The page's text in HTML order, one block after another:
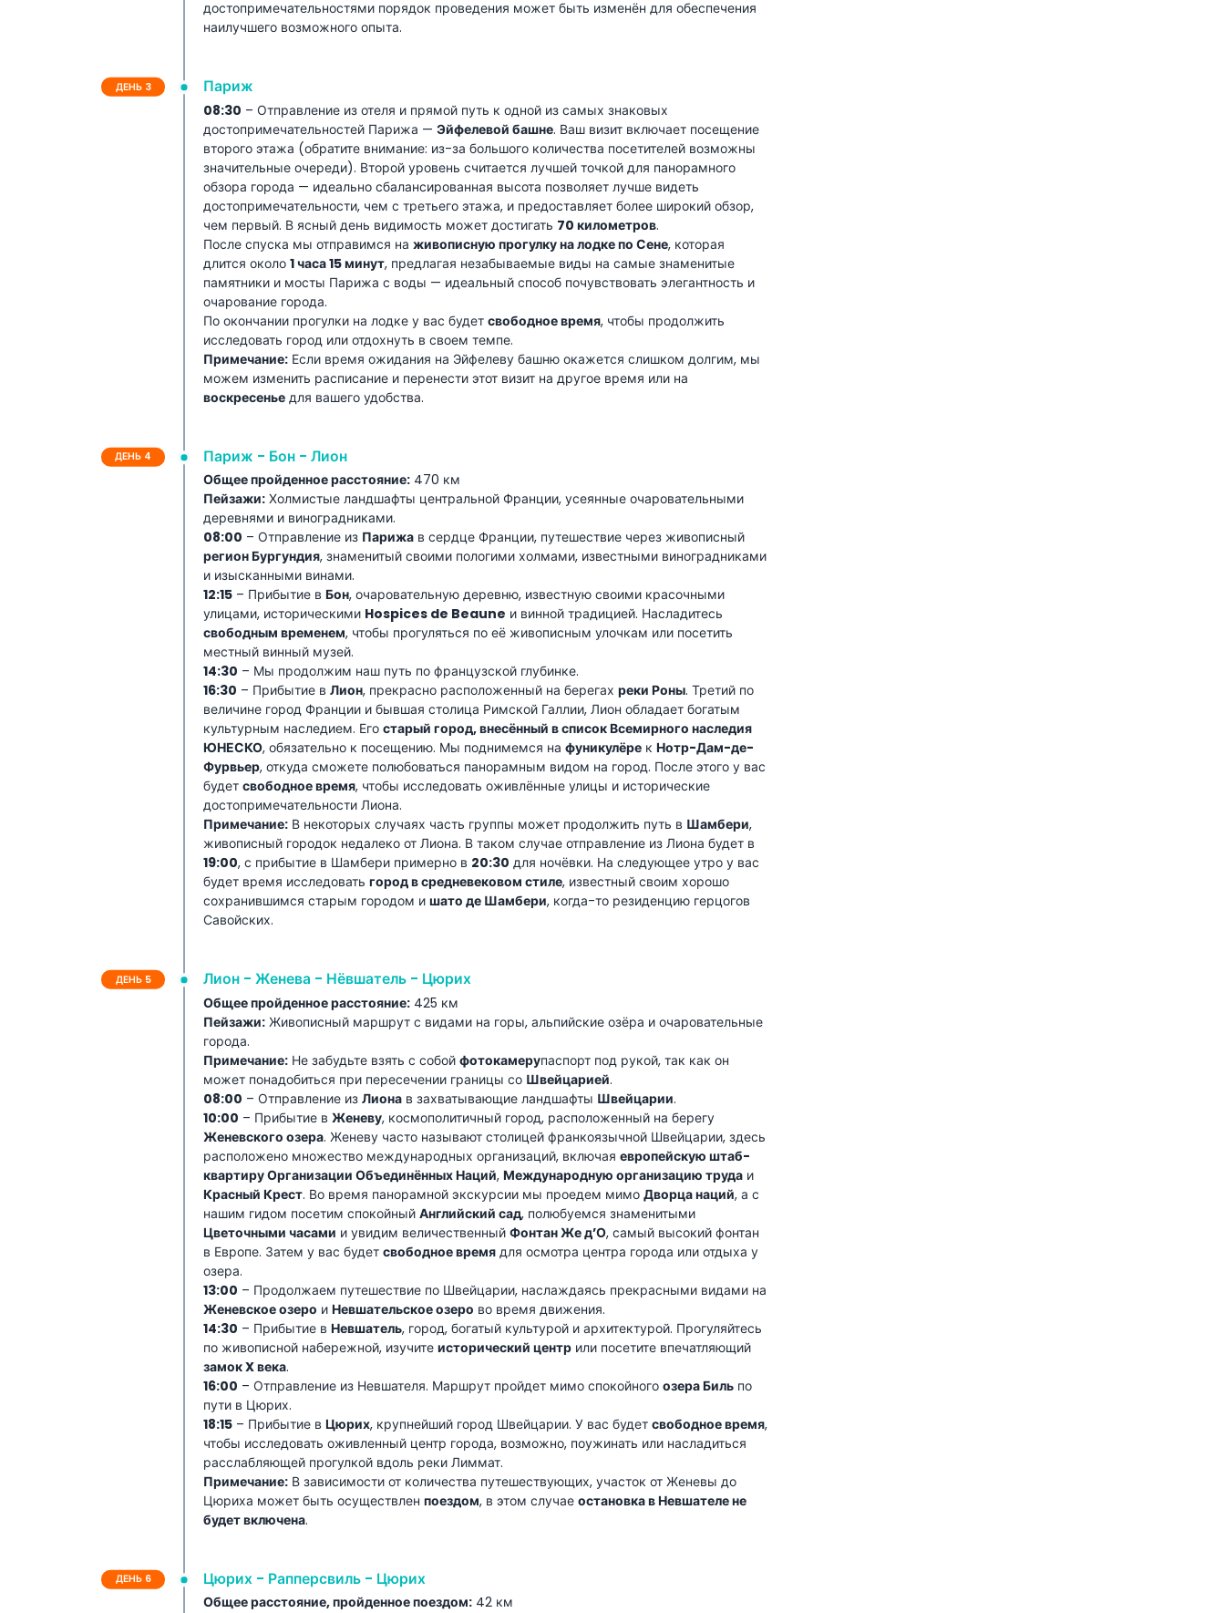
достопримечательностями порядок проведения может быть изменён для обеспечения
наилучшего возможного опыта.
ДЕНЬ 3 Париж
08:30 – Отправление из отеля и прямой путь к одной из самых знаковых
достопримечательностей Парижа — Эйфелевой башне. Ваш визит включает посещение
второго этажа (обратите внимание: из-за большого количества посетителей возможны
значительные очереди). Второй уровень считается лучшей точкой для панорамного
обзора города — идеально сбалансированная высота позволяет лучше видеть
достопримечательности, чем с третьего этажа, и предоставляет более широкий обзор,
чем первый. В ясный день видимость может достигать 70 километров.
После спуска мы отправимся на живописную прогулку на лодке по Сене, которая
длится около 1 часа 15 минут, предлагая незабываемые виды на самые знаменитые
памятники и мосты Парижа с воды — идеальный способ почувствовать элегантность и
очарование города.
По окончании прогулки на лодке у вас будет свободное время, чтобы продолжить
исследовать город или отдохнуть в своем темпе.
Примечание: Если время ожидания на Эйфелеву башню окажется слишком долгим, мы
можем изменить расписание и перенести этот визит на другое время или на
воскресенье для вашего удобства.
ДЕНЬ 4 Париж - Бон - Лион
Общее пройденное расстояние: 470 км
Пейзажи: Холмистые ландшафты центральной Франции, усеянные очаровательными
деревнями и виноградниками.
08:00 – Отправление из Парижа в сердце Франции, путешествие через живописный
регион Бургундия, знаменитый своими пологими холмами, известными виноградниками
и изысканными винами.
12:15 – Прибытие в Бон, очаровательную деревню, известную своими красочными
улицами, историческими Hospices de Beaune и винной традицией. Насладитесь
свободным временем, чтобы прогуляться по её живописным улочкам или посетить
местный винный музей.
14:30 – Мы продолжим наш путь по французской глубинке.
16:30 – Прибытие в Лион, прекрасно расположенный на берегах реки Роны. Третий по
величине город Франции и бывшая столица Римской Галлии, Лион обладает богатым
культурным наследием. Его старый город, внесённый в список Всемирного наследия
ЮНЕСКО, обязательно к посещению. Мы поднимемся на фуникулёре к Нотр-Дам-де-
Фурвьер, откуда сможете полюбоваться панорамным видом на город. После этого у вас
будет свободное время, чтобы исследовать оживлённые улицы и исторические
достопримечательности Лиона.
Примечание: В некоторых случаях часть группы может продолжить путь в Шамбери,
живописный городок недалеко от Лиона. В таком случае отправление из Лиона будет в
19:00, с прибытие в Шамбери примерно в 20:30 для ночёвки. На следующее утро у вас
будет время исследовать город в средневековом стиле, известный своим хорошо
сохранившимся старым городом и шато де Шамбери, когда-то резиденцию герцогов
Савойских.
ДЕНЬ 5 Лион - Женева - Нёвшатель - Цюрих
Общее пройденное расстояние: 425 км
Пейзажи: Живописный маршрут с видами на горы, альпийские озёра и очаровательные
города.
Примечание: Не забудьте взять с собой фотокамерупаспорт под рукой, так как он
может понадобиться при пересечении границы со Швейцарией.
08:00 – Отправление из Лиона в захватывающие ландшафты Швейцарии.
10:00 – Прибытие в Женеву, космополитичный город, расположенный на берегу
Женевского озера. Женеву часто называют столицей франкоязычной Швейцарии, здесь
расположено множество международных организаций, включая европейскую штаб-
квартиру Организации Объединённых Наций, Международную организацию труда и
Красный Крест. Во время панорамной экскурсии мы проедем мимо Дворца наций, а с
нашим гидом посетим спокойный Английский сад, полюбуемся знаменитыми
Цветочными часами и увидим величественный Фонтан Же д’О, самый высокий фонтан
в Европе. Затем у вас будет свободное время для осмотра центра города или отдыха у
озера.
13:00 – Продолжаем путешествие по Швейцарии, наслаждаясь прекрасными видами на
Женевское озеро и Невшательское озеро во время движения.
14:30 – Прибытие в Невшатель, город, богатый культурой и архитектурой. Прогуляйтесь
по живописной набережной, изучите исторический центр или посетите впечатляющий
замок X века.
16:00 – Отправление из Невшателя. Маршрут пройдет мимо спокойного озера Биль по
пути в Цюрих.
18:15 – Прибытие в Цюрих, крупнейший город Швейцарии. У вас будет свободное время,
чтобы исследовать оживленный центр города, возможно, поужинать или насладиться
расслабляющей прогулкой вдоль реки Лиммат.
Примечание: В зависимости от количества путешествующих, участок от Женевы до
Цюриха может быть осуществлен поездом, в этом случае остановка в Невшателе не
будет включена.
ДЕНЬ 6 Цюрих - Рапперсвиль - Цюрих
Общее расстояние, пройденное поездом: 42 км